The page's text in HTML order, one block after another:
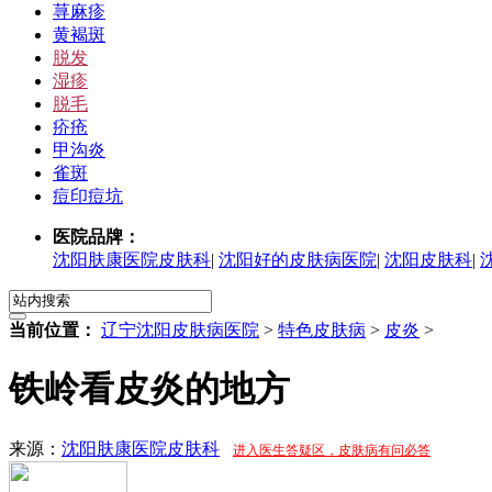
荨麻疹
黄褐斑
脱发
湿疹
脱毛
疥疮
甲沟炎
雀斑
痘印痘坑
医院品牌：
沈阳肤康医院皮肤科| 沈阳好的皮肤病医院| 沈阳皮肤科|
当前位置： 辽宁沈阳皮肤病医院 > 特色皮肤病 > 皮炎 >
铁岭看皮炎的地方
来源： 沈阳肤康医院皮肤科 进入医生答疑区，皮肤病有问必答